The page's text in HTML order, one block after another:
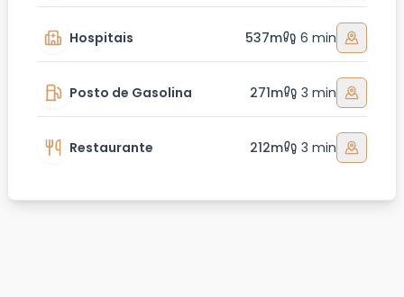
Hospitais 537m 6 min
Posto de Gasolina 271m 3 min
Restaurante 212m 3 min